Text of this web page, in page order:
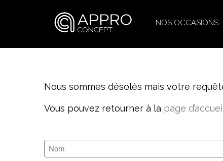
NOS OCCASIONS
Nous sommes désolés mais votre
Vous pouvez retourner à la page
Nom